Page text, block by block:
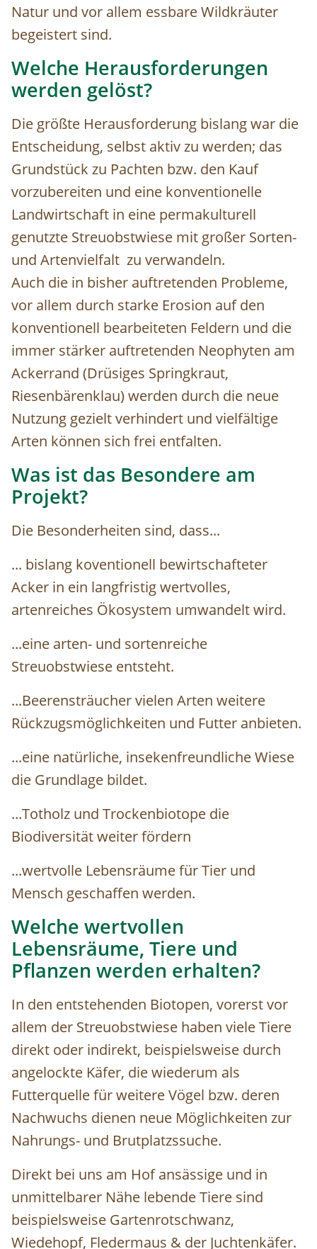
Natur und vor allem essbare Wildkräuter
begeistert sind.
Welche Herausforderungen
werden gelöst?
Die größte Herausforderung bislang war die
Entscheidung, selbst aktiv zu werden; das
Grundstück zu Pachten bzw. den Kauf
vorzubereiten und eine konventionelle
Landwirtschaft in eine permakulturell
genutzte Streuobstwiese mit großer Sorten-
und Artenvielfalt zu verwandeln.
Auch die in bisher auftretenden Probleme,
vor allem durch starke Erosion auf den
konventionell bearbeiteten Feldern und die
immer stärker auftretenden Neophyten am
Ackerrand (Drüsiges Springkraut,
Riesenbärenklau) werden durch die neue
Nutzung gezielt verhindert und vielfältige
Arten können sich frei entfalten.
Was ist das Besondere am
Projekt?
Die Besonderheiten sind, dass...
... bislang koventionell bewirtschafteter
Acker in ein langfristig wertvolles,
artenreiches Ökosystem umwandelt wird.
...eine arten- und sortenreiche
Streuobstwiese entsteht.
...Beerensträucher vielen Arten weitere
Rückzugsmöglichkeiten und Futter anbieten.
...eine natürliche, insekenfreundliche Wiese
die Grundlage bildet.
...Totholz und Trockenbiotope die
Biodiversität weiter fördern
...wertvolle Lebensräume für Tier und
Mensch geschaffen werden.
Welche wertvollen
Lebensräume, Tiere und
Pflanzen werden erhalten?
In den entstehenden Biotopen, vorerst vor
allem der Streuobstwiese haben viele Tiere
direkt oder indirekt, beispielsweise durch
angelockte Käfer, die wiederum als
Futterquelle für weitere Vögel bzw. deren
Nachwuchs dienen neue Möglichkeiten zur
Nahrungs- und Brutplatzssuche.
Direkt bei uns am Hof ansässige und in
unmittelbarer Nähe lebende Tiere sind
beispielsweise Gartenrotschwanz,
Wiedehopf, Fledermaus & der Juchtenkäfer.